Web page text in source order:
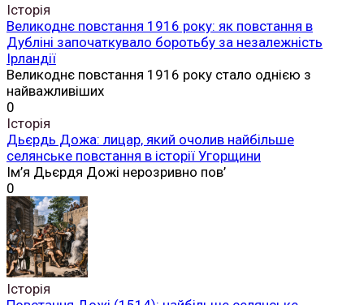
Історія
Великоднє повстання 1916 року: як повстання в
Дубліні започаткувало боротьбу за незалежність
Ірландії
Великоднє повстання 1916 року стало однією з
найважливіших
0
Історія
Дьєрдь Дожа: лицар, який очолив найбільше
селянське повстання в історії Угорщини
Ім’я Дьєрдя Дожі нерозривно пов’
0
Історія